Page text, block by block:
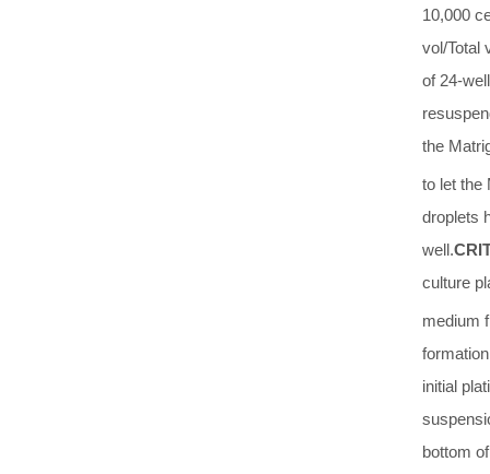
10,000
vol/Total
of 24-
the
to let the
droplets
well.
culture
medium
initial
bottom